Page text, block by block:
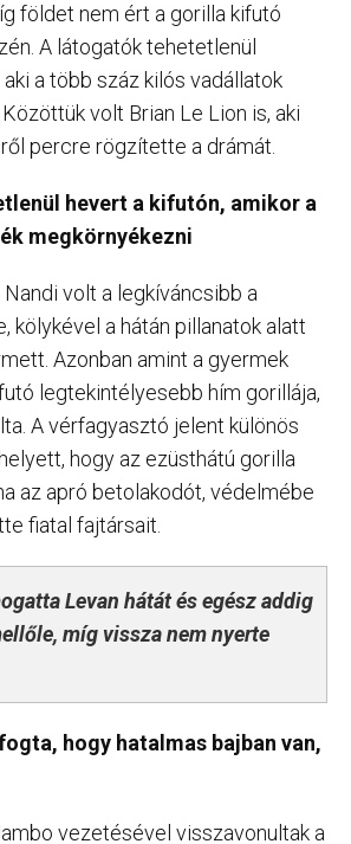
földet nem ért a gorilla kifutó
A látogatók tehetetlenül
a több száz kilós vadállatok
volt Brian Le Lion is, aki
percre rögzítette a drámát.
hevert a kifutón, amikor a
megkörnyékezni
volt a legkíváncsibb a
kölykével a hátán pillanatok alatt
Azonban amint a gyermek
legtekintélyesebb hím gorillája,
A vérfagyasztó jelent különös
hogy az ezüsthátú gorilla
az apró betolakodót, védelmébe
fiatal fajtársait.
Levan hátát és egész addig
míg vissza nem nyerte
hogy hatalmas bajban van,
vezetésével visszavonultak a